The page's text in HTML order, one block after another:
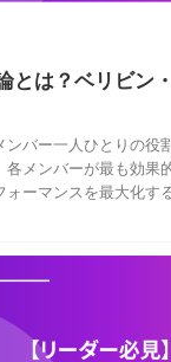
とは？ベリビン
バー一人ひとりの役
各メンバーが最も効果
ォーマンスを最大化す